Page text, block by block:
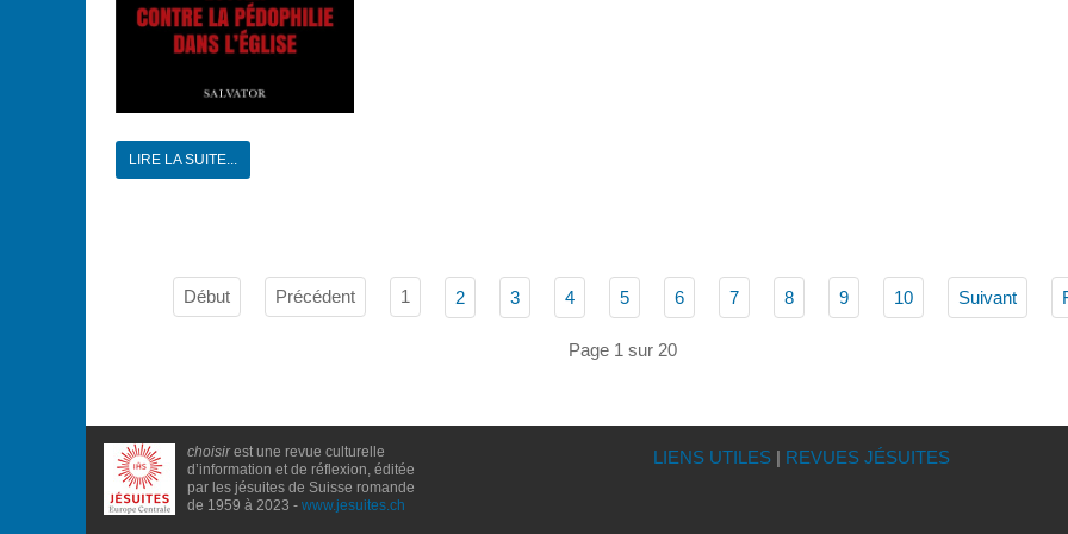
LIRE LA SUITE...
Début Précédent 1 2 3 4 5 6 7 8 9 10 Suivant
Page 1 sur 20
choisirest une revue culturelle
d’information et de réflexion, éditée
par les jésuites de Suisse romande
de 1959 à 2023 - www.jesuites.ch
LIENS UTILES| REVUES JÉSUITES